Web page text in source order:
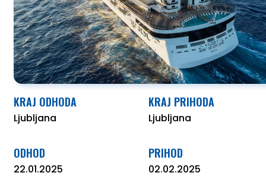
KRAJ ODHODA
Ljubljana
KRAJ PRIHODA
Ljubljana
ODHOD
22.01.2025
PRIHOD
02.02.2025